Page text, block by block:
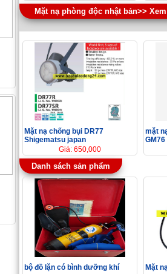
Mặt nạ phòng độc nhật bản>>
Mặt nạ chống bụi DR77
Shigematsu japan
Giá: 650,000
mặt
Danh sách sản phẩm
bộ đồ lặn có bình dưỡng khí Mặt